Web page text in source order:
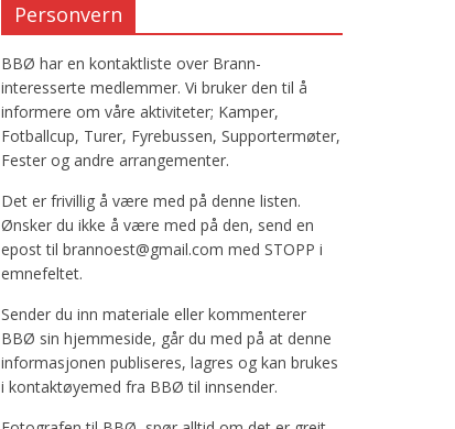
Personvern
BBØ har en kontaktliste over Brann-
interesserte medlemmer. Vi bruker den til å
informere om våre aktiviteter; Kamper,
Fotballcup, Turer, Fyrebussen, Supportermøter,
Fester og andre arrangementer.
Det er frivillig å være med på denne listen.
Ønsker du ikke å være med på den, send en
epost til brannoest@gmail.com med STOPP i
emnefeltet.
Sender du inn materiale eller kommenterer
BBØ sin hjemmeside, går du med på at denne
informasjonen publiseres, lagres og kan brukes
i kontaktøyemed fra BBØ til innsender.